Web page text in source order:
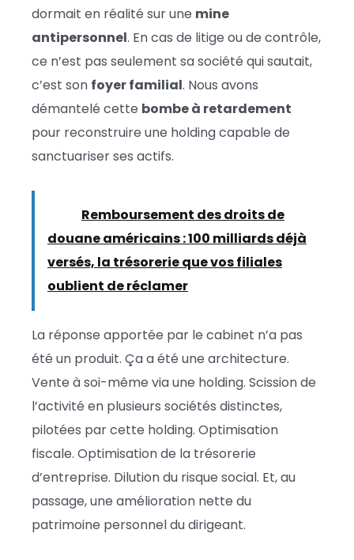
dormait en réalité sur une mine
antipersonnel. En cas de litige ou de contrôle,
ce n’est pas seulement sa société qui sautait,
c’est son foyer familial. Nous avons
démantelé cette bombe à retardement
pour reconstruire une holding capable de
sanctuariser ses actifs.
Remboursement des droits de
douane américains : 100 milliards déjà
versés, la trésorerie que vos filiales
oublient de réclamer
La réponse apportée par le cabinet n’a pas
été un produit. Ça a été une architecture.
Vente à soi-même via une holding. Scission de
l’activité en plusieurs sociétés distinctes,
pilotées par cette holding. Optimisation
fiscale. Optimisation de la trésorerie
d’entreprise. Dilution du risque social. Et, au
passage, une amélioration nette du
patrimoine personnel du dirigeant.